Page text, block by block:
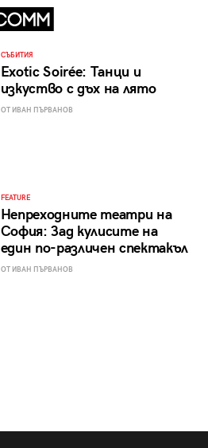
СЪБИТИЯ
Exotic Soirée: Танци и
изкуство с дъх на лято
ОТ ИВАН ПЪРВАНОВ
FEATURE
Непреходните театри на
София: Зад кулисите на
един по-различен спектакъл
ОТ ИВАН ПЪРВАНОВ